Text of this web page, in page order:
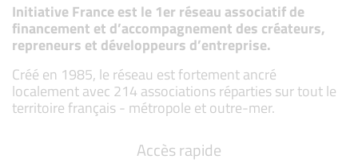
Initiative France est le 1er réseau associatif de
financement et d’accompagnement des créateurs,
repreneurs et développeurs d’entreprise.
Créé en 1985, le réseau est fortement ancré
localement avec 214 associations réparties sur tout le
territoire français - métropole et outre-mer.
Accès rapide